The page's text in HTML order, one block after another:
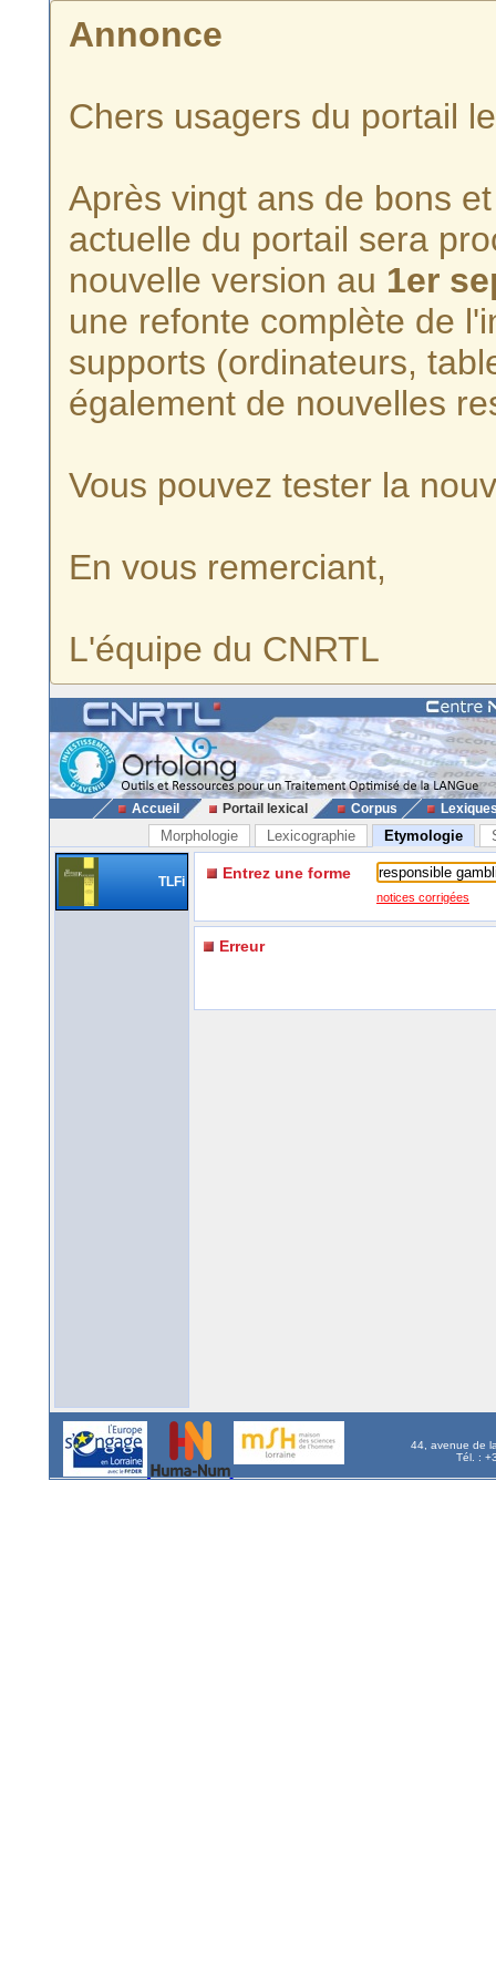
Annonce
Chers usagers du portail
Après vingt ans de bons
actuelle du portail sera
nouvelle version au 1er
une refonte complète de
supports (ordinateurs,
également de nouvelles
Vous pouvez tester la
En vous remerciant,
L'équipe du CNRTL
Accueil Portail lexical Corpus
Morphologie Lexicographie Etymologie
TLFi Entrez une forme
notices corrigées
Erreur
44, avenue de
Tél. :